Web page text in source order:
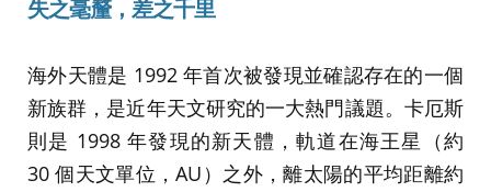
失之毫釐，差之千里
海外天體是 1992 年首次被發現並確認存在的一個
新族群，是近年天文研究的一大熱門議題。卡厄斯
則是 1998 年發現的新天體，軌道在海王星（約
30 個天文單位，AU）之外，離太陽的平均距離約